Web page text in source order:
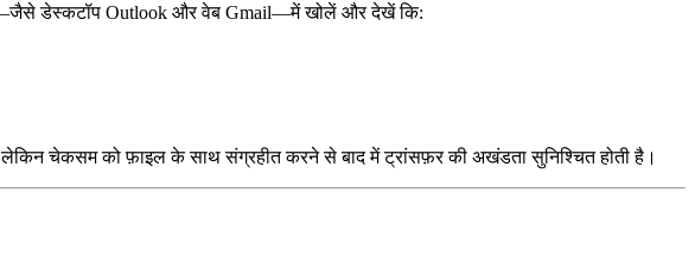
डेस्कटॉप Outlook और वेब Gmail—में खोलें और देखें कि:
चेकसम को फ़ाइल के साथ संग्रहीत करने से बाद में ट्रांसफ़र की अखंडता सुनिश्चित होती है।